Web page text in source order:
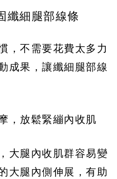
纖細腿部線條
，不需要花費太多力
成果，讓纖細腿部線
，放鬆緊繃內收肌
大腿內收肌群容易變
大腿內側伸展，有助